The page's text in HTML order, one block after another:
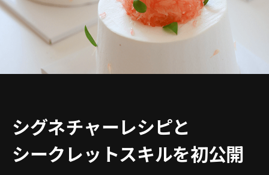
シグネチャーレシピと
シークレットスキルを初公開